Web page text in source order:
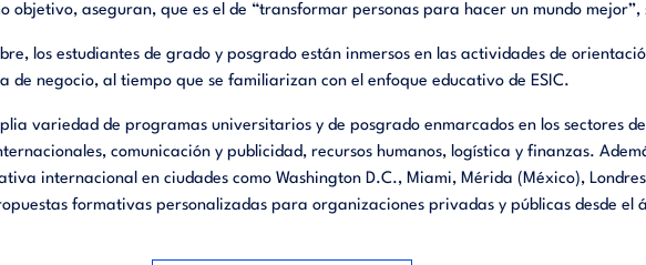
objetivo, aseguran, que es el de “transformar personas para hacer un mundo
los estudiantes de grado y posgrado están inmersos en las actividades de
de negocio, al tiempo que se familiarizan con el enfoque educativo de ESIC.
variedad de programas universitarios y de posgrado enmarcados en los sectores
comunicación y publicidad, recursos humanos, logística y finanzas.
internacional en ciudades como Washington D.C., Miami, Mérida (México),
formativas personalizadas para organizaciones privadas y públicas desde el